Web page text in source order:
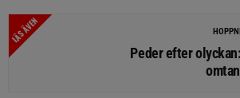
LÄS ÄVEN
Peder efter